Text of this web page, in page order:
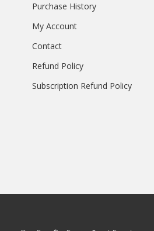
Purchase History
My Account
Contact
Refund Policy
Subscription Refund Policy